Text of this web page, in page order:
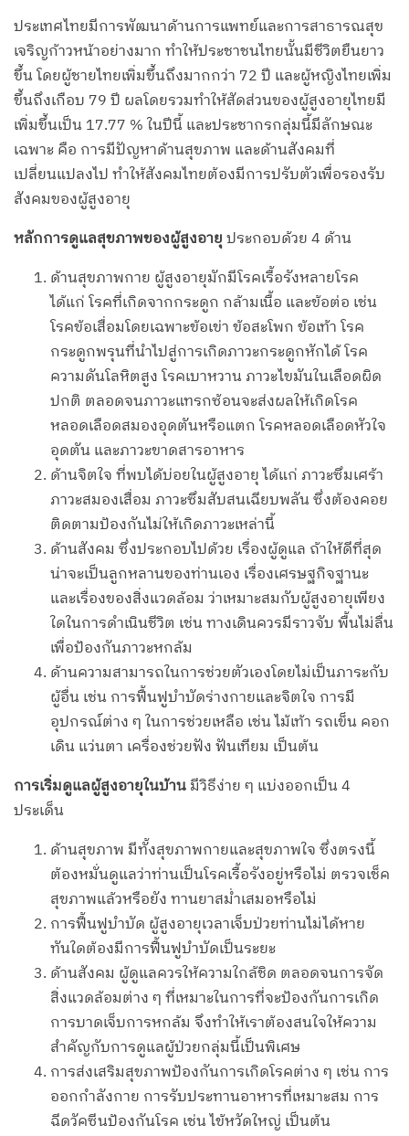
ประเทศไทยมีการพัฒนาด้านการแพทย์และการสาธารณสุข
เจริญก้าวหน้าอย่างมาก ทำให้ประชาชนไทยนั้นมีชีวิตยืนยาว
ขึ้น โดยผู้ชายไทยเพิ่มขึ้นถึงมากกว่า 72 ปี และผู้หญิงไทยเพิ่ม
ขึ้นถึงเกือบ 79 ปี ผลโดยรวมทำให้สัดส่วนของผู้สูงอายุไทยมี
เพิ่มขึ้นเป็น 17.77 % ในปีนี้ และประชากรกลุ่มนี้มีลักษณะ
เฉพาะ คือ การมีปัญหาด้านสุขภาพ และด้านสังคมที่
เปลี่ยนแปลงไป ทำให้สังคมไทยต้องมีการปรับตัวเพื่อรองรับ
สังคมของผู้สูงอายุ
หลักการดูแลสุขภาพของผู้สูงอายุประกอบด้วย 4 ด้าน
ด้านสุขภาพกาย ผู้สูงอายุมักมีโรคเรื้อรังหลายโรค
ได้แก่ โรคที่เกิดจากกระดูก กล้ามเนื้อ และข้อต่อ เช่น
โรคข้อเสื่อมโดยเฉพาะข้อเข่า ข้อสะโพก ข้อเท้า โรค
กระดูกพรุนที่นำไปสู่การเกิดภาวะกระดูกหักได้ โรค
ความดันโลหิตสูง โรคเบาหวาน ภาวะไขมันในเลือดผิด
ปกติ ตลอดจนภาวะแทรกซ้อนจะส่งผลให้เกิดโรค
หลอดเลือดสมองอุดตันหรือแตก โรคหลอดเลือดหัวใจ
อุดตัน และภาวะขาดสารอาหาร
ด้านจิตใจ ที่พบได้บ่อยในผู้สูงอายุ ได้แก่ ภาวะซึมเศร้า
ภาวะสมองเสื่อม ภาวะซึมสับสนเฉียบพลัน ซึ่งต้องคอย
ติดตามป้องกันไม่ให้เกิดภาวะเหล่านี้
ด้านสังคม ซึ่งประกอบไปด้วย เรื่องผู้ดูแล ถ้าให้ดีที่สุด
น่าจะเป็นลูกหลานของท่านเอง เรื่องเศรษฐกิจฐานะ
และเรื่องของสิ่งแวดล้อม ว่าเหมาะสมกับผู้สูงอายุเพียง
ใดในการดำเนินชีวิต เช่น ทางเดินควรมีราวจับ พื้นไม่ลื่น
เพื่อป้องกันภาวะหกล้ม
ด้านความสามารถในการช่วยตัวเองโดยไม่เป็นภาระกับ
ผู้อื่น เช่น การฟื้นฟูบำบัดร่างกายและจิตใจ การมี
อุปกรณ์ต่าง ๆ ในการช่วยเหลือ เช่น ไม้เท้า รถเข็น คอก
เดิน แว่นตา เครื่องช่วยฟัง ฟันเทียม เป็นต้น
การเริ่มดูแลผู้สูงอายุในบ้านมีวิธีง่าย ๆ แบ่งออกเป็น 4
ประเด็น
ด้านสุขภาพ มีทั้งสุขภาพกายและสุขภาพใจ ซึ่งตรงนี้
ต้องหมั่นดูแลว่าท่านเป็นโรคเรื้อรังอยู่หรือไม่ ตรวจเช็ค
สุขภาพแล้วหรือยัง ทานยาสม่ำเสมอหรือไม่
การฟื้นฟูบำบัด ผู้สูงอายุเวลาเจ็บป่วยท่านไม่ได้หาย
ทันใดต้องมีการฟื้นฟูบำบัดเป็นระยะ
ด้านสังคม ผู้ดูแลควรให้ความใกล้ชิด ตลอดจนการจัด
สิ่งแวดล้อมต่าง ๆ ที่เหมาะในการที่จะป้องกันการเกิด
การบาดเจ็บการหกล้ม จึงทำให้เราต้องสนใจให้ความ
สำคัญกับการดูแลผู้ป่วยกลุ่มนี้เป็นพิเศษ
การส่งเสริมสุขภาพป้องกันการเกิดโรคต่าง ๆ เช่น การ
ออกกำลังกาย การรับประทานอาหารที่เหมาะสม การ
ฉีดวัคซีนป้องกันโรค เช่น ไข้หวัดใหญ่ เป็นต้น